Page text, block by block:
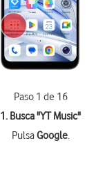
Paso 1 de 16
1. Busca "YT Music"
PulsaGoogle.